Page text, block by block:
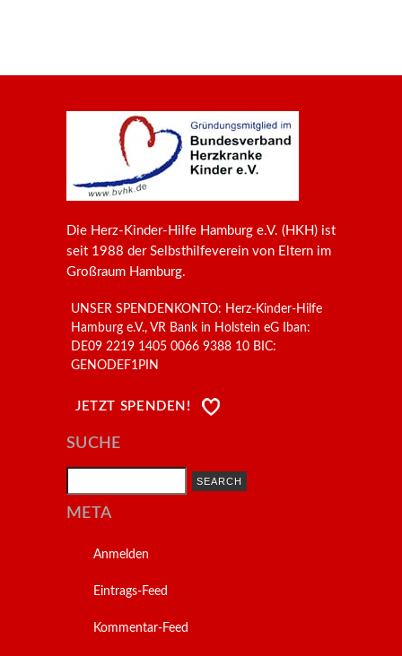
Die Herz-Kinder-Hilfe Hamburg e.V. (HKH) ist
seit 1988 der Selbsthilfeverein von Eltern im
Großraum Hamburg.
UNSER SPENDENKONTO: Herz-Kinder-Hilfe
Hamburg e.V., VR Bank in Holstein eG Iban:
DE09 2219 1405 0066 9388 10 BIC:
GENODEF1PIN
JETZT SPENDEN!
SUCHE
META
Anmelden
Eintrags-Feed
Kommentar-Feed